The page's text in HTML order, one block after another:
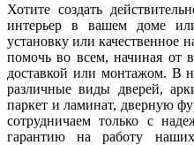
Хотите создать
интерьер в вашем доме
установку или качественное
помочь во всем, начиная от
доставкой или монтажом. В
различные виды дверей,
паркет и ламинат, дверную
сотрудничаем только с
гарантию на работу